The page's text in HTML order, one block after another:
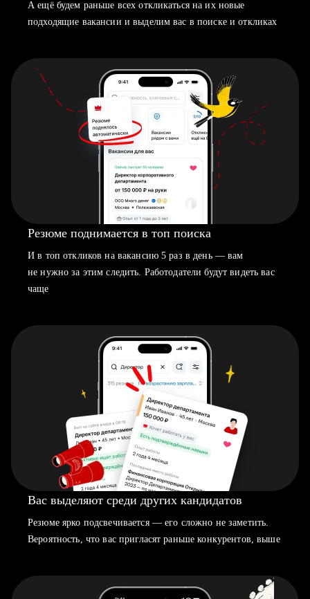
А ещё будем раньше всех откликаться на их новые
подходящие вакансии и выделим вас в поиске и откликах
Резюме поднимается в топ поиска
И в топ откликов на вакансию 5 раз в день — вам
не нужно за этим следить. Работодатели будут видеть вас
чаще
Вас выделяют среди других кандидатов
Резюме ярко подсвечивается — его сложно не заметить.
Вероятность, что вас пригласят раньше конкурентов, выше